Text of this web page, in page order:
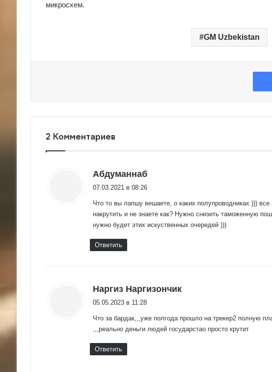
микросхем.
GM Uzbekistan
2 Комментариев
Абдуманнаб
07.03.2021 в 08:26
Что то вы лапшу вешаете, о каких полупроводниках )))
накрутить и не знаете как? Нужно снизить таможенную
нужно будет этих искуственных очередей )))
Ответить
Наргиз Наргизончик:
05.05.2023 в 11:28
Что за бардак,,,уже полгода прошло на трекер2 полную
,,,реально деньги людей государстао просто крутит
Ответить